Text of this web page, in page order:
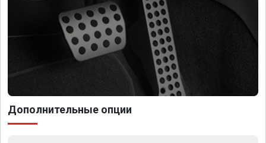
Дополнительные опции